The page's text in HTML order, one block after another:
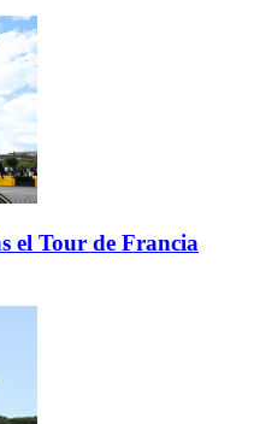
el Tour de Francia